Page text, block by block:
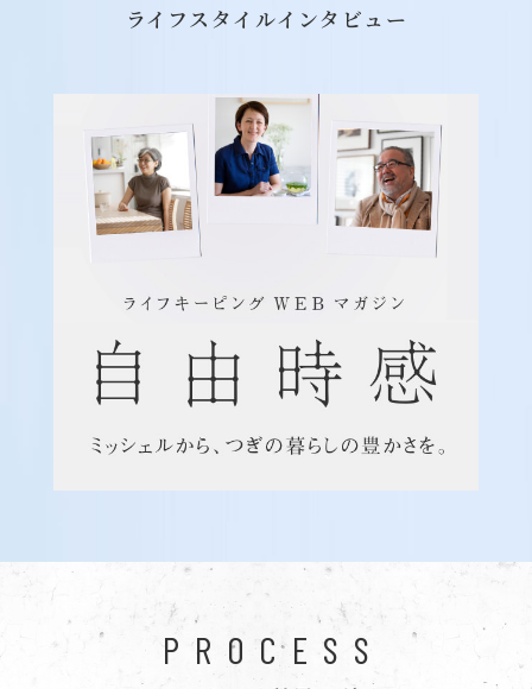
ライフスタイルインタビュー
PROCESS